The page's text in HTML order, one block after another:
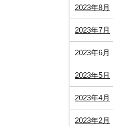
2023年8月
2023年7月
2023年6月
2023年5月
2023年4月
2023年2月